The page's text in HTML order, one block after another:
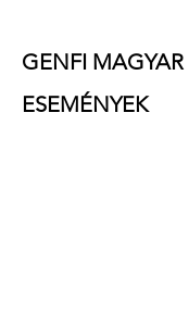
GENFI MAGYAR
ESEMÉNYEK